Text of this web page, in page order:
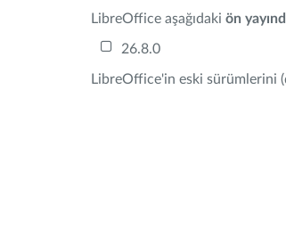
LibreOffice aşağıdaki ön
26.8.0
LibreOffice'in eski sürümlerini